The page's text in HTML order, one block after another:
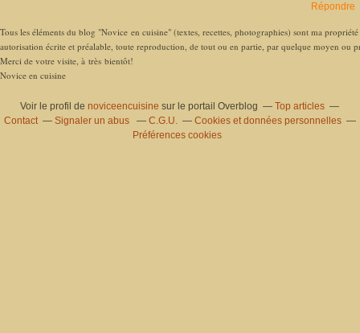
Répondre
Tous les éléments du blog "Novice en cuisine" (textes, recettes, photographies) sont ma
autorisation écrite et préalable, toute reproduction, de tout ou en partie, par quelque moyen ou
Merci de votre visite, à très bientôt!
Novice en cuisine
Voir le profil denoviceencuisine sur le portail Overblog
Top articles
Contact
Signaler un abus C.G.U.
Cookies et données personnelles
Préférences cookies